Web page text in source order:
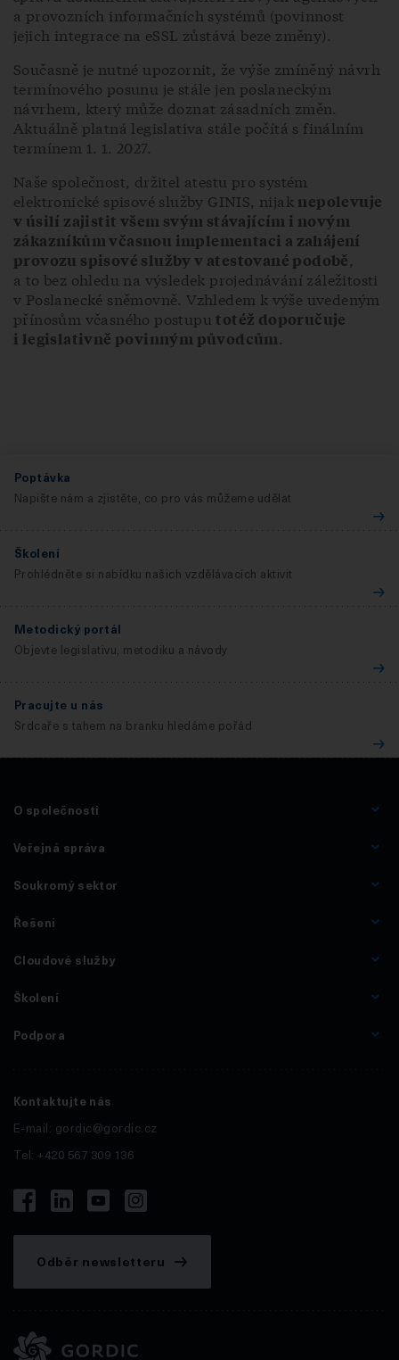
a provozních informačních systémů (povinnost
jejich integrace na eSSL zůstává beze změny).
Současně je nutné upozornit, že výše zmíněný návrh
termínového posunu je stále jen poslaneckým
návrhem, který může doznat zásadních změn.
Aktuálně platná legislativa stále počítá s finálním
termínem 1. 1. 2027.
Naše společnost, držitel atestu pro systém
elektronické spisové služby GINIS, nijak nepolevuje
v úsilí zajistit všem svým stávajícím i novým
zákazníkům včasnou implementaci a zahájení
provozu spisové služby v atestované podobě,
a to bez ohledu na výsledek projednávání záležitosti
v Poslanecké sněmovně. Vzhledem k výše uvedeným
přínosům včasného postuputotéž doporučuje
i legislativně povinným původcům.
Poptávka
Napište nám a zjistěte, co pro vás můžeme udělat
Školení
Prohlédněte si nabídku našich vzdělávacích aktivit
Metodický portál
Objevte legislativu, metodiku a návody
Pracujte u nás
Srdcaře s tahem na branku hledáme pořád
O společnosti
Veřejná správa
Soukromý sektor
Řešení
Cloudové služby
Školení
Podpora
Kontaktujte nás
E-mail: gordic@gordic.cz
Tel: +420 567 309 136
Odběr newsletteru